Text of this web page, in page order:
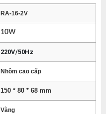
RA-16-2V
10W
220V/50Hz
Nhôm cao cấp
150 * 80 * 68 mm
Vàng